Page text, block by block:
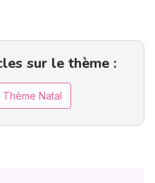
sur le thème :
Thème Natal